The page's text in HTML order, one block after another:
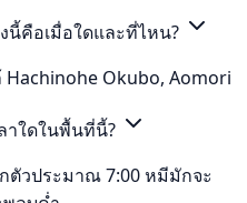
นี้คือเมื่อใดและที่ไหน?
Okubo, Aomori
าใดในพื้นที่นี้?
ตัวประมาณ 7:00 หมีมักจะ